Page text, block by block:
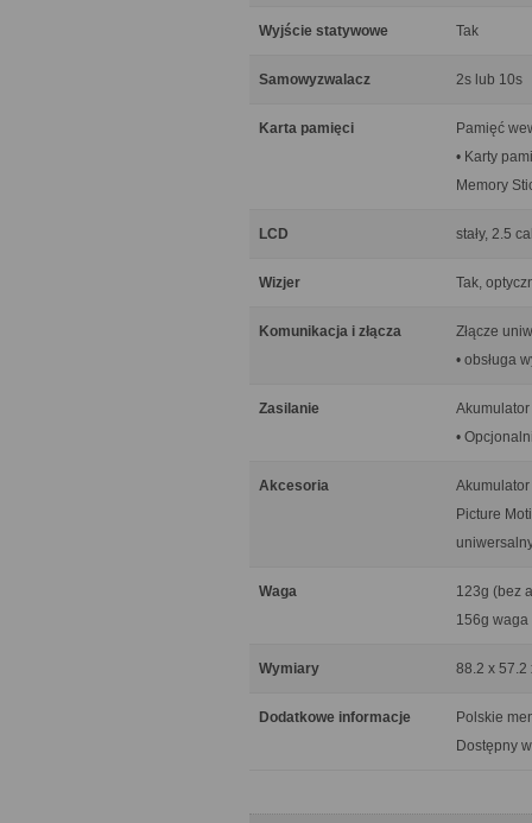
Wyjście statywowe Tak
Samowyzwalacz 2s lub 10s
Karta pamięci
Pamięć
• Karty
Memory
LCD stały, 2.5
Wizjer Tak,
Komunikacja i złącza
Złącze
• obsługa
Zasilanie
•
Akcesoria
Picture
Waga
123g (bez
156g
Wymiary 88.2 x 57.2
Dodatkowe informacje
Polskie
Dostępny